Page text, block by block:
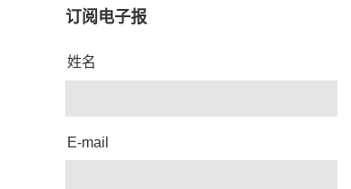
订阅电子报
姓名
E-mail